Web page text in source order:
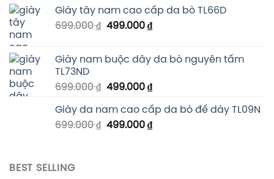
Giày tây nam cao cấp da bò TL66D
699.000₫ 499.000₫
Giày nam buộc dây da bò nguyên tấm
TL73ND
699.000₫ 499.000₫
Giày da nam cao cấp da bò đế dày TL09N
699.000₫ 499.000₫
BEST SELLING